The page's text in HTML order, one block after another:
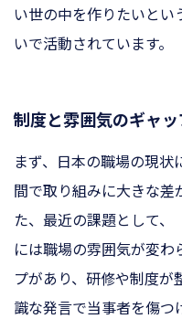
い世の中を作りたいとい
いで活動されています。
制度と雰囲気のギャ
まず、日本の職場の現
間で取り組みに大きな差
た、最近の課題として、
には職場の雰囲気が変
プがあり、研修や制度が
識な発言で当事者を傷つ